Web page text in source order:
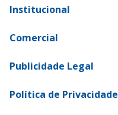
Institucional
Comercial
Publicidade Legal
Política de Privacidade